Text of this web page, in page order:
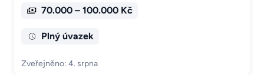
70.000 – 100.000 Kč
Plný úvazek
Zveřejněno: 4. srpna